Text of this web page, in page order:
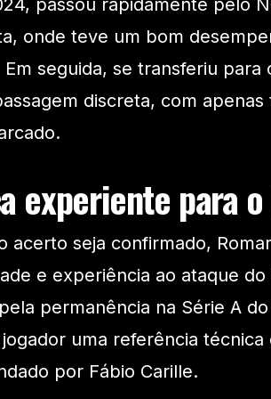
passou rapidamente pelo
onde teve um bom
Em seguida, se transferiu para
discreta, com
experiente para
acerto seja confirmado,
e experiência ao ataque
permanência na Série A
uma referência
por Fábio Carille.